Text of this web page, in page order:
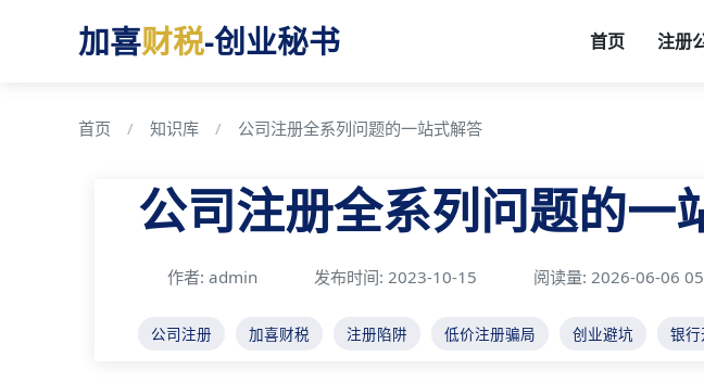
加喜财税-创业秘书 首页 注册
首页 知识库 公司注册全系列问题的一站式解答
公司注册全系列问题的一
作者: admin 发布时间: 2023-10-15 阅读量: 2026-06-06
公司注册 加喜财税 注册陷阱 低价注册骗局 创业避坑 银行